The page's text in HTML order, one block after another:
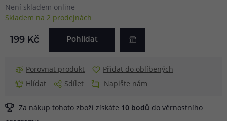
Není skladem online
Skladem na 2 prodejnách
199 Kč Pohlídat
Porovnat produkt
Přidat do oblíbených
Hlídat
Sdílet Napište nám
Za nákup tohoto zboží získáte 10 bodů do věrnostního